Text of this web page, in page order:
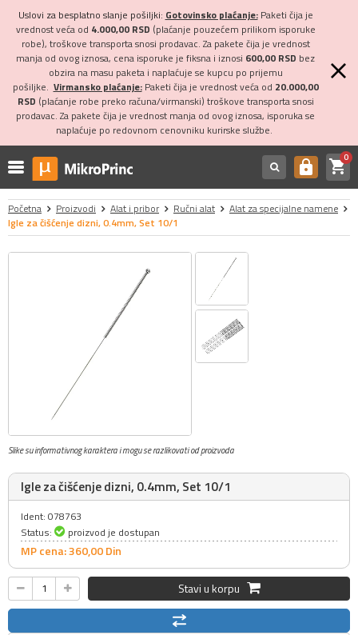
Uslovi za besplatno slanje pošiljki: Gotovinsko plaćanje:Paketi čija je
vrednost veća od 4.000,00 RSD (plaćanje pouzećem prilikom isporuke
robe), troškove transporta snosi prodavac. Za pakete čija je vrednost
manja od ovog iznosa, cena isporuke je fiksna i iznosi 600,00 RSD bez
obzira na masu paketa i naplaćuje se kupcu po prijemu
pošiljke. Virmansko plaćanje:Paketi čija je vrednost veća od 20.000,00
RSD (plaćanje robe preko računa/virmanski) troškove transporta snosi
prodavac. Za pakete čija je vrednost manja od ovog iznosa, isporuka se
naplaćuje po redovnom cenovniku kurirske službe.
https shopping_cart0
Početna Proizvodi Alat i pribor Ručni alat
Alat za specijalne namene
Igle za čišćenje dizni, 0.4mm, Set 10/1
Slike su informativnog karaktera i mogu se razlikovati od proizvoda
Igle za čišćenje dizni, 0.4mm, Set 10/1
Ident: 078763
Status:
proizvod je dostupan
MP cena: 360,00Din
Stavi u korpu